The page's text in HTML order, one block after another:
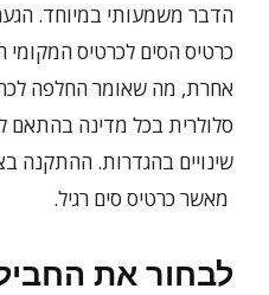
הדבר משמעותי במיוחד.
כרטיס הסים לכרטיס
סלולרית בכל מדינה
מאשר כרטיס סים רגיל.
לבחור את